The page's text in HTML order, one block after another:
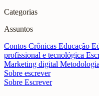
Categorias
Assuntos
Contos Crônicas Educação
profissional e tecnológica
Marketing digital
Sobre escrever
Sobre Escrever